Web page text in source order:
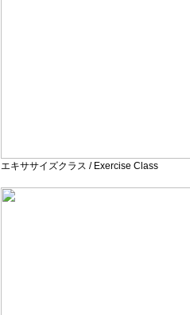
エキササイズクラス / Exercise Class